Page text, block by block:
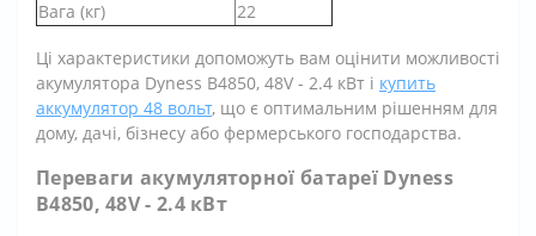
Вага (кг)
22
Ці характеристики допоможуть вам оцінити можливості
акумулятора Dyness B4850, 48V - 2.4 кВт і купить
аккумулятор 48 вольт, що є оптимальним рішенням для
дому, дачі, бізнесу або фермерського господарства.
Переваги акумуляторної батареї Dyness
B4850, 48V - 2.4 кВт